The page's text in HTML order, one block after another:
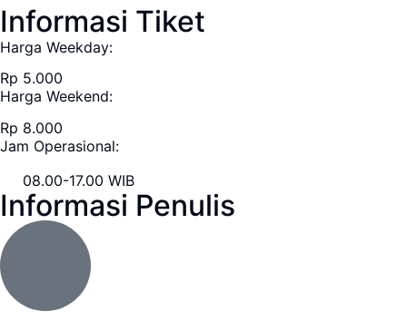
Informasi Tiket
Harga Weekday:
Rp 5.000
Harga Weekend:
Rp 8.000
Jam Operasional:
08.00-17.00 WIB
Informasi Penulis